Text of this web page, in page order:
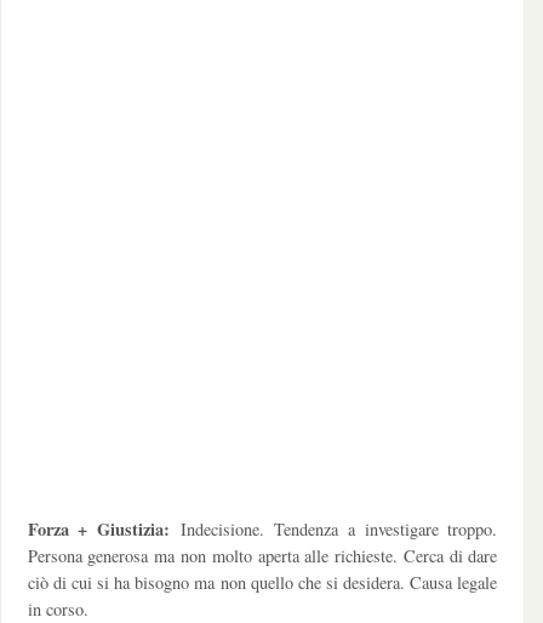
Forza + Giustizia:Indecisione. Tendenza a investigare troppo.
Persona generosa ma non molto aperta alle richieste. Cerca di dare
ciò di cui si ha bisogno ma non quello che si desidera. Causa legale
in corso.